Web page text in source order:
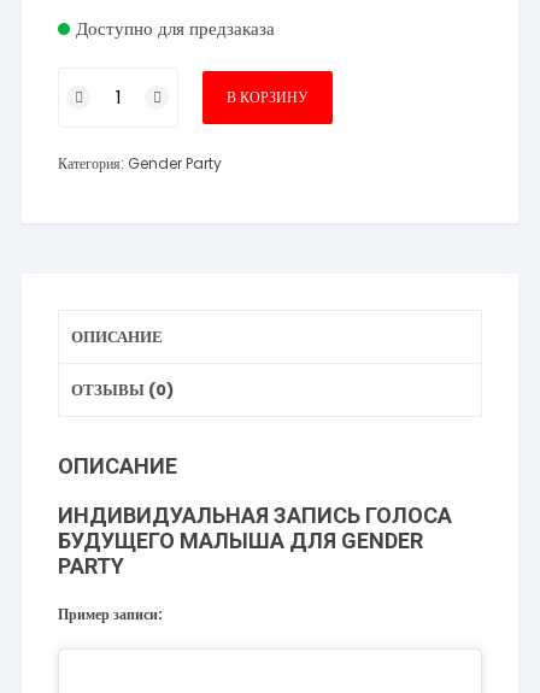
Доступно для предзаказа
товара
запись
Party
В КОРЗИНУ
Категория: Gender Party
ОПИСАНИЕ
ОТЗЫВЫ (0)
ОПИСАНИЕ
ИНДИВИДУАЛЬНАЯ ЗАПИСЬ ГОЛОСА
БУДУЩЕГО МАЛЫША ДЛЯ GENDER
PARTY
Пример записи: